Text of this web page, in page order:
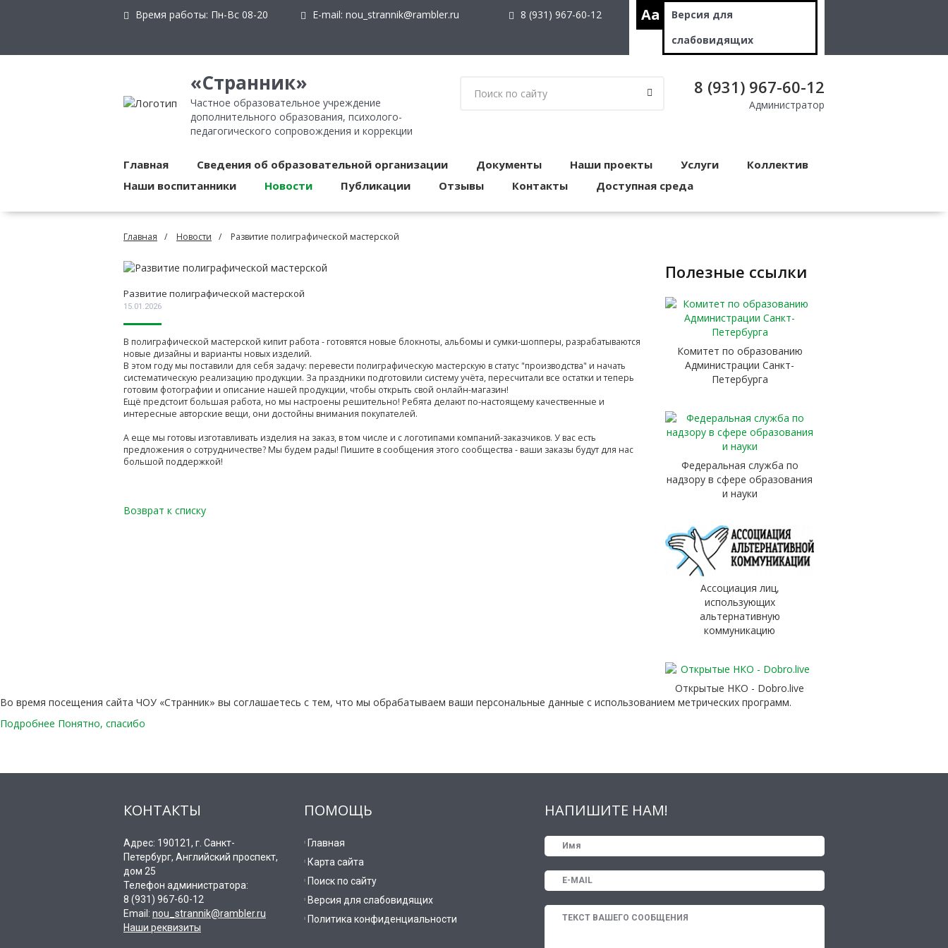
Время работы: Пн-Вс 08-20 E-mail: nou_strannik@rambler.ru 8 (931) 967-60-12 Aa
Версия для
слабовидящих
«Странник»
Частное образовательное учреждение
дополнительного образования, психолого-
педагогического сопровождения и коррекции
8 (931) 967-60-12
Администратор
Главная Сведения об образовательной организации Документы Наши проекты Услуги
Коллектив
Наши воспитанники
Новости Публикации Отзывы Контакты Доступная среда
Главная Новости Развитие полиграфической мастерской
Развитие полиграфической мастерской
15.01.2026
В полиграфической мастерской кипит работа - готовятся новые блокноты, альбомы и сумки-шопперы, разрабатываются
новые дизайны и варианты новых изделий.
В этом году мы поставили для себя задачу: перевести полиграфическую мастерскую в статус "производства" и начать
систематическую реализацию продукции. За праздники подготовили систему учёта, пересчитали все остатки и теперь
готовим фотографии и описание нашей продукции, чтобы открыть свой онлайн-магазин!
Ещё предстоит большая работа, но мы настроены решительно! Ребята делают по-настоящему качественные и
интересные авторские вещи, они достойны внимания покупателей.
А еще мы готовы изготавливать изделия на заказ, в том числе и с логотипами компаний-заказчиков. У вас есть
предложения о сотрудничестве? Мы будем рады! Пишите в сообщения этого сообщества - ваши заказы будут для нас
большой поддержкой!
Возврат к списку
полезные ссылки
Комитет по образованию
Администрации Санкт-
Петербурга
Федеральная служба по
надзору в сфере образования
и науки
Ассоциация лиц,
использующих
альтернативную
коммуникацию
Открытые НКО - Dobro.live
Во время посещения сайта ЧОУ «Странник» вы соглашаетесь с тем, что мы обрабатываем ваши персональные данные с использованием метрических программ.
Подробнее Понятно, спасибо
НАПИШИТЕ НАМ!
ПОМОЩЬ
Главная
Карта сайта
Поиск по сайту
Версия для слабовидящих
Политика конфиденциальности
КОНТАКТЫ
Адрес: 190121, г. Санкт-
Петербург, Английский проспект,
дом 25
Телефон администратора:
8 (931) 967-60-12
Email:nou_strannik@rambler.ru
Наши реквизиты